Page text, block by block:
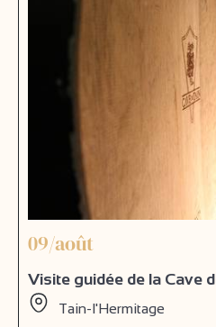
09/août
Visite guidée de la Cave
Tain-l'Hermitage